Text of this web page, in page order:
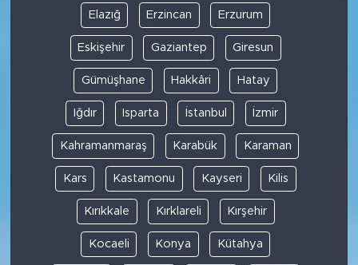
Elazığ Erzincan Erzurum
Eskişehir Gaziantep Giresun
Gümüşhane Hakkâri Hatay
Iğdır Isparta İstanbul İzmir
Kahramanmaraş Karabük Karaman
Kars Kastamonu Kayseri Kilis
Kırıkkale Kırklareli Kırşehir
Kocaeli Konya Kütahya